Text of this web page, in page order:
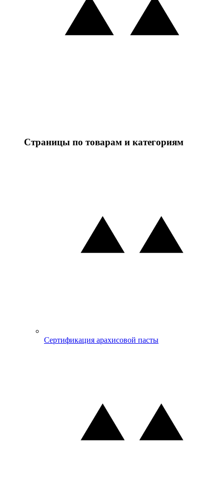
Страницы по товарам и категориям
Сертификация арахисовой пасты